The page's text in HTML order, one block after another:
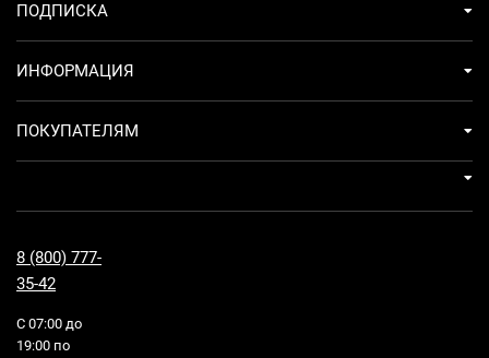
ПОДПИСКА
ИНФОРМАЦИЯ
ПОКУПАТЕЛЯМ
8 (800) 777-
35-42
С 07:00 до
19:00 по